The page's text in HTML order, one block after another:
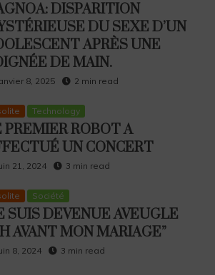
DISPARITION
DU SEXE D’UN
APRÈS UNE
DE MAIN.
8, 2025 2 min read
Technology
PREMIER ROBOT A
UN CONCERT
21, 2024 3 min read
Société
SUIS DEVENUE AVEUGLE
AVANT MON MARIAGE”
8, 2024 3 min read